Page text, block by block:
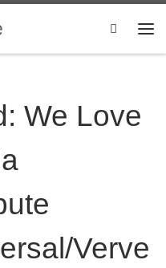
Search
We Love
Verve